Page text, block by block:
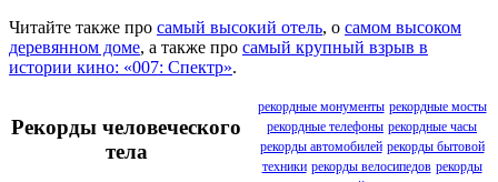
Читайте также про самый высокий отель, о самом высоком
деревянном доме, а также про самый крупный взрыв в
истории кино: «007: Спектр».
Рекорды человеческого
тела
рекордные монументы рекордные мосты
рекордные телефоны рекордные часы
рекорды автомобилей рекорды бытовой
техники рекорды велосипедов рекорды